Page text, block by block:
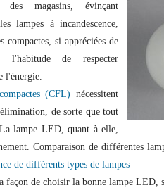
magasins, évinçant
lampes à incandescence,
compactes, si appréciées de
de respecter
l'énergie.
(CFL) nécessitent
de sorte que tout
lampe LED, quant à elle,
Comparaison de différentes
de différents types de lampes
façon de choisir la bonne lampe LED,